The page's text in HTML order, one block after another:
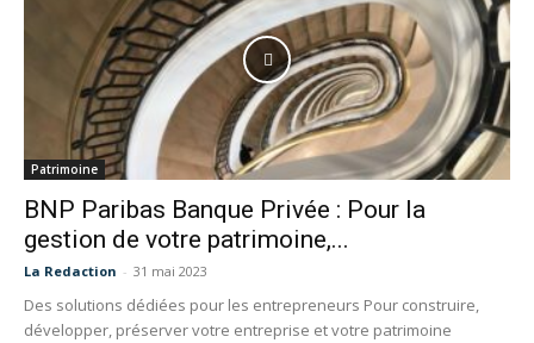
Patrimoine
BNP Paribas Banque Privée : Pour la
gestion de votre patrimoine,...
La Redaction - 31 mai 2023
Des solutions dédiées pour les entrepreneurs Pour construire,
développer, préserver votre entreprise et votre patrimoine